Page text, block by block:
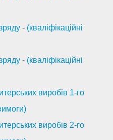
- (кваліфікаційні
- (кваліфікаційні
виробів 1-го
виробів 2-го